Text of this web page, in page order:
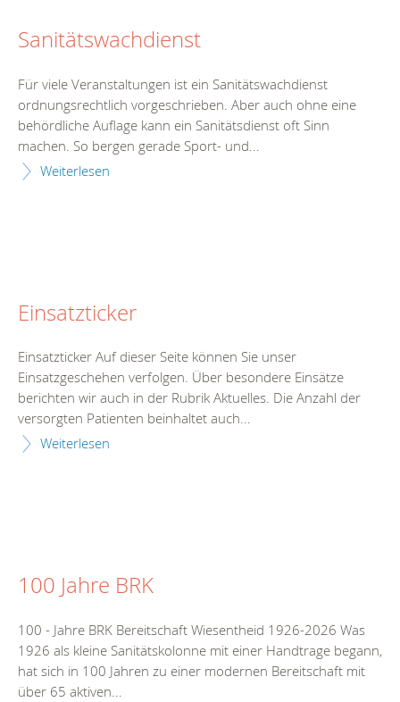
Sanitätswachdienst
Für viele Veranstaltungen ist ein Sanitätswachdienst
ordnungsrechtlich vorgeschrieben. Aber auch ohne eine
behördliche Auflage kann ein Sanitätsdienst oft Sinn
machen. So bergen gerade Sport- und...
Weiterlesen
Einsatzticker
Einsatzticker Auf dieser Seite können Sie unser
Einsatzgeschehen verfolgen. Über besondere Einsätze
berichten wir auch in der Rubrik Aktuelles. Die Anzahl der
versorgten Patienten beinhaltet auch...
Weiterlesen
100 Jahre BRK
100 - Jahre BRK Bereitschaft Wiesentheid 1926-2026 Was
1926 als kleine Sanitätskolonne mit einer Handtrage begann,
hat sich in 100 Jahren zu einer modernen Bereitschaft mit
über 65 aktiven...